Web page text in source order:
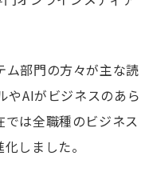
ム部門の方々が主な読
やAIがビジネスのあら
は全職種のビジネス
しました。